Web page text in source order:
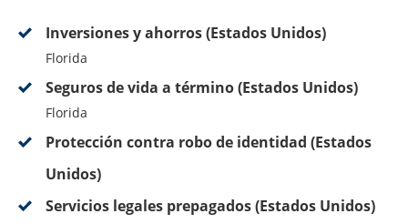
Inversiones y ahorros (Estados Unidos)
Florida
Seguros de vida a término (Estados Unidos)
Florida
Protección contra robo de identidad (Estados
Unidos)
Servicios legales prepagados (Estados Unidos)